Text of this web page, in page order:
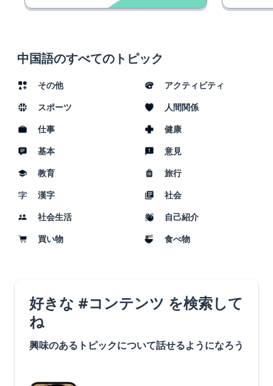
中国語のすべてのトピック
その他
アクティビティ
スポーツ
人間関係
仕事
健康
基本
意見
教育
旅行
漢字
社会
社会生活
自己紹介
買い物
食べ物
好きな #コンテンツ を検索して
ね
興味のあるトピックについて話せるようになろう